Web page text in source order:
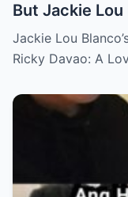
But Jackie Lou
Sparks Even
Jackie Lou
Ricky Davao: A